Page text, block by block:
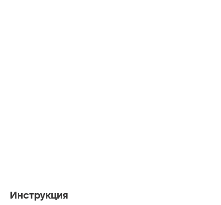
Инструкция